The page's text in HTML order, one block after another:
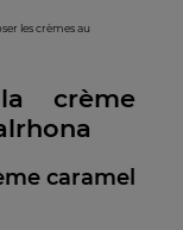
les crèmes au
crème
caramel